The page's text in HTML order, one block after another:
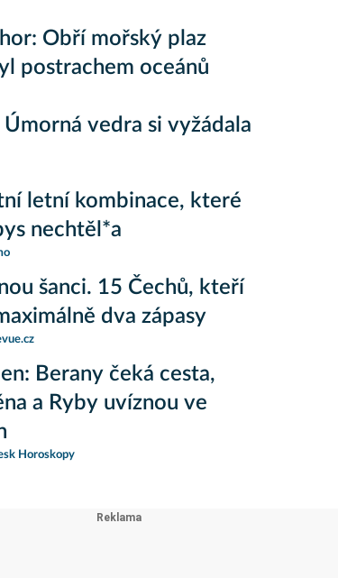
Obří mořský plaz
postrachem oceánů
vedra si vyžádala
letní kombinace, které
nechtěl*a
šanci. 15 Čechů, kteří
dva zápasy
Berany čeká cesta,
a Ryby uvíznou ve
Horoskopy